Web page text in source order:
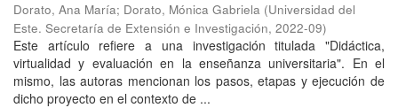
Dorato, Ana María; Dorato, Mónica Gabriela (Universidad del
Este. Secretaría de Extensión e Investigación, 2022-09)
Este artículo refiere a una investigación titulada "Didáctica,
virtualidad y evaluación en la enseñanza universitaria". En el
mismo, las autoras mencionan los pasos, etapas y ejecución de
dicho proyecto en el contexto de ...